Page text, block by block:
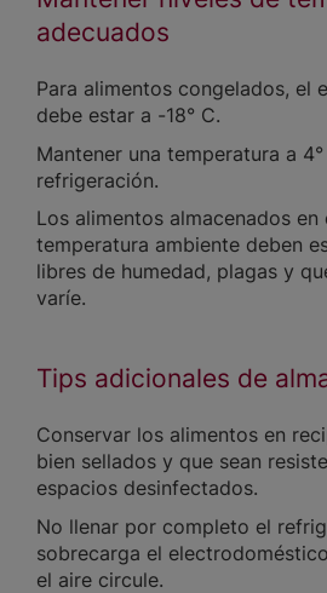
adecuados
Para alimentos congelados, el
debe estar a -18° C.
Mantener una temperatura a
refrigeración.
Los alimentos almacenados en
temperatura ambiente deben
libres de humedad, plagas y
varíe.
Tips adicionales de
Conservar los alimentos en
bien sellados y que sean
espacios desinfectados.
No llenar por completo el
sobrecarga el
el aire circule.